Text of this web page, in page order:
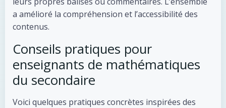
a amélioré la compréhension et l’accessibilité des
contenus.
Conseils pratiques pour
enseignants de mathématiques
du secondaire
Voici quelques pratiques concrètes inspirées des